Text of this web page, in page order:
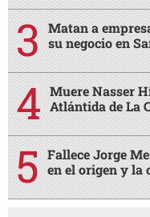
Matan a
su negocio en
Muere Nasser
Atlántida de La
Fallece Jorge
en el origen y la